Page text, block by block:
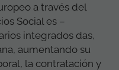
a través del
Social es –
integrados das,
aumentando su
la contratación y